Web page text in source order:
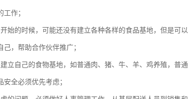
作；
始的时候，可能还没有建立各种各样的食品基地，但是可
，帮助合作伙伴推广；
立自己的食物基地，如普通肉、猪、牛、羊、鸡养殖，普
全必须优先考虑；